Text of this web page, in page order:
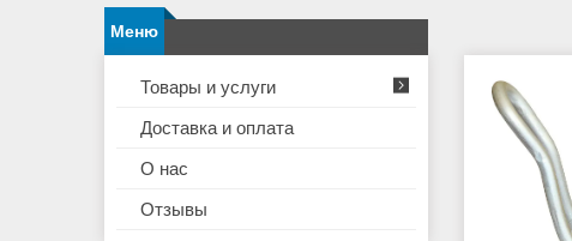
Товары и услуги
Доставка и оплата
О нас
Отзывы